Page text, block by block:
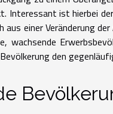
Interessant ist hierbei
aus einer Veränderung
wachsende
den